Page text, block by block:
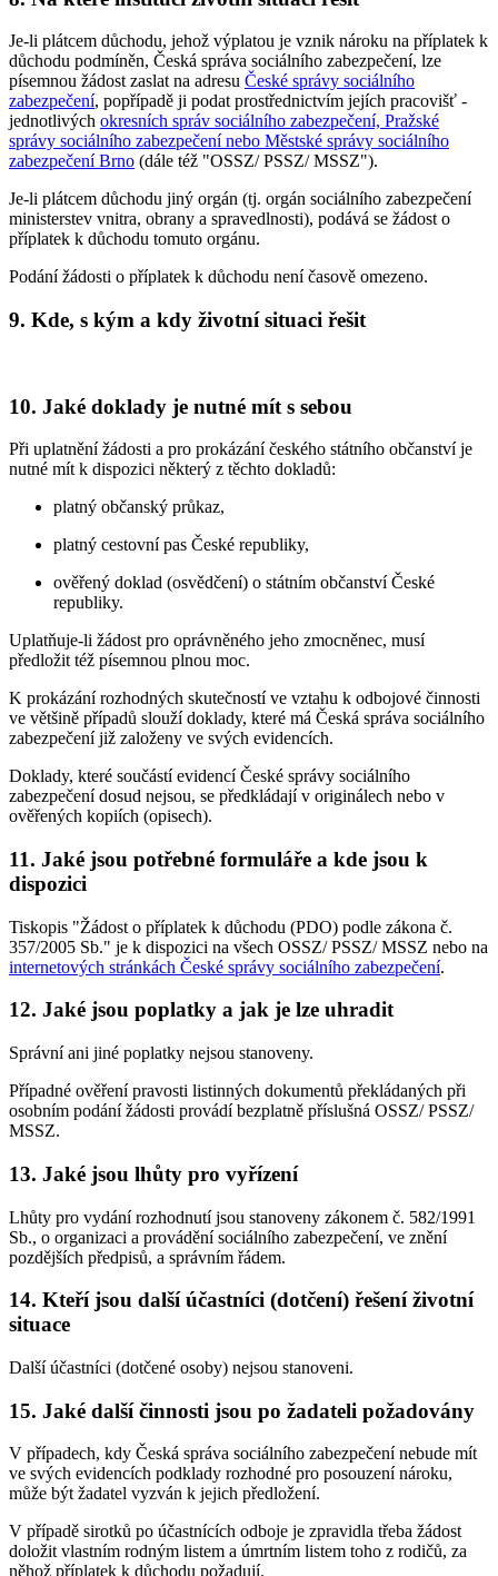
Je-li plátcem důchodu, jehož výplatou je vznik nároku na příplatek k
důchodu podmíněn, Česká správa sociálního zabezpečení, lze
písemnou žádost zaslat na adresu České správy sociálního
zabezpečení, popřípadě ji podat prostřednictvím jejích pracovišť -
jednotlivých okresních správ sociálního zabezpečení, Pražské
správy sociálního zabezpečení nebo Městské správy sociálního
zabezpečení Brno (dále též "OSSZ/ PSSZ/ MSSZ").
Je-li plátcem důchodu jiný orgán (tj. orgán sociálního zabezpečení
ministerstev vnitra, obrany a spravedlnosti), podává se žádost o
příplatek k důchodu tomuto orgánu.
Podání žádosti o příplatek k důchodu není časově omezeno.
9. Kde, s kým a kdy životní situaci řešit
10. Jaké doklady je nutné mít s sebou
Při uplatnění žádosti a pro prokázání českého státního občanství je
nutné mít k dispozici některý z těchto dokladů:
platný občanský průkaz,
platný cestovní pas České republiky,
ověřený doklad (osvědčení) o státním občanství České
republiky.
Uplatňuje-li žádost pro oprávněného jeho zmocněnec, musí
předložit též písemnou plnou moc.
K prokázání rozhodných skutečností ve vztahu k odbojové činnosti
ve většině případů slouží doklady, které má Česká správa sociálního
zabezpečení již založeny ve svých evidencích.
Doklady, které součástí evidencí České správy sociálního
zabezpečení dosud nejsou, se předkládají v originálech nebo v
ověřených kopiích (opisech).
11. Jaké jsou potřebné formuláře a kde jsou k
dispozici
Tiskopis "Žádost o příplatek k důchodu (PDO) podle zákona č.
357/2005 Sb." je k dispozici na všech OSSZ/ PSSZ/ MSSZ nebo na
internetových stránkách České správy sociálního zabezpečení.
12. Jaké jsou poplatky a jak je lze uhradit
Správní ani jiné poplatky nejsou stanoveny.
Případné ověření pravosti listinných dokumentů překládaných při
osobním podání žádosti provádí bezplatně příslušná OSSZ/ PSSZ/
MSSZ.
13. Jaké jsou lhůty pro vyřízení
Lhůty pro vydání rozhodnutí jsou stanoveny zákonem č. 582/1991
Sb., o organizaci a provádění sociálního zabezpečení, ve znění
pozdějších předpisů, a správním řádem.
14. Kteří jsou další účastníci (dotčení) řešení životní
situace
Další účastníci (dotčené osoby) nejsou stanoveni.
15. Jaké další činnosti jsou po žadateli požadovány
V případech, kdy Česká správa sociálního zabezpečení nebude mít
ve svých evidencích podklady rozhodné pro posouzení nároku,
může být žadatel vyzván k jejich předložení.
V případě sirotků po účastnících odboje je zpravidla třeba žádost
doložit vlastním rodným listem a úmrtním listem toho z rodičů, za
něhož příplatek k důchodu požadují.